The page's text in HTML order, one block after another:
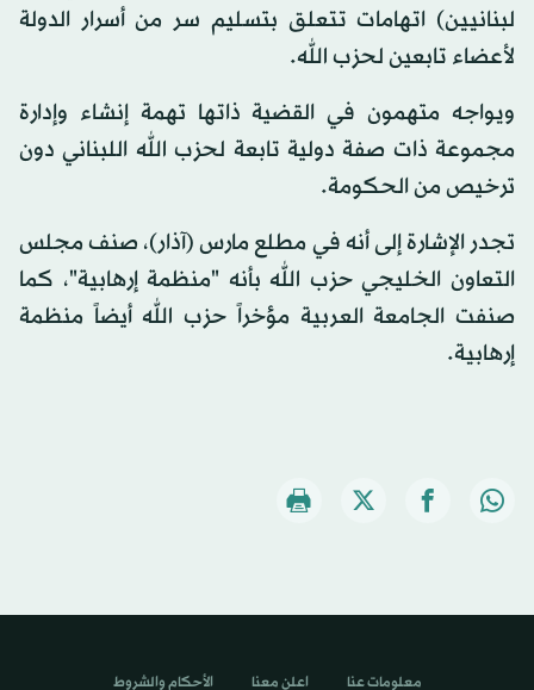
لبنانيين) اتهامات تتعلق بتسليم سر من أسرار الدولة
لأعضاء تابعين لحزب الله.
ويواجه متهمون في القضية ذاتها تهمة إنشاء وإدارة
مجموعة ذات صفة دولية تابعة لحزب الله اللبناني دون
ترخيص من الحكومة.
تجدر الإشارة إلى أنه في مطلع مارس (آذار)، صنف مجلس
التعاون الخليجي حزب الله بأنه "منظمة إرهابية"، كما
صنفت الجامعة العربية مؤخراً حزب الله أيضاً منظمة
إرهابية.
معلومات عنا اعلن معنا الأحكام والشروط